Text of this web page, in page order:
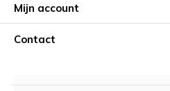
Mijn account
Contact